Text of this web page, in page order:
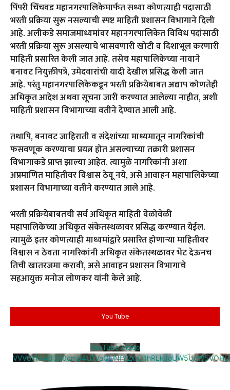
पिंपरी चिंचवड महानगरपालिकेमार्फत सध्या कोणत्याही पदासाठी
भरती प्रक्रिया सुरू नसल्याची स्पष्ट माहिती प्रशासन विभागाने दिली
आहे. अलीकडे समाजमाध्यमांवर महानगरपालिकेत विविध पदांसाठी
भरती प्रक्रिया सुरू असल्याचे भासवणारी खोटी व दिशाभूल करणारी
माहिती प्रसारित केली जात आहे. तसेच महापालिकेच्या नावाने
बनावट नियुक्तीपत्रे, उमेदवारांची यादी देखील प्रसिद्ध केली जात
आहे. परंतु महानगरपालिकेकडून भरती प्रक्रियेबाबत अद्याप कोणतेही
अधिकृत आदेश अथवा सूचना जारी करण्यात आलेल्या नाहीत, अशी
माहिती प्रशासन विभागाच्या वतीने देण्यात आली आहे.
तथापि, बनावट जाहिराती व संदेशांच्या माध्यमातून नागरिकांची
फसवणूक करण्याचा प्रयत्न होत असल्याच्या तक्रारी प्रशासन
विभागाकडे प्राप्त झाल्या आहेत. त्यामुळे नागरिकांनी अशा
अप्रमाणित माहितीवर विश्वास ठेवू नये, असे आवाहन महापालिकेच्या
प्रशासन विभागाच्या वतीने करण्यात आले आहे.
भरती प्रक्रियेबाबतची सर्व अधिकृत माहिती वेळोवेळी
महापालिकेच्या अधिकृत संकेतस्थळावर प्रसिद्ध करण्यात येईल.
त्यामुळे इतर कोणत्याही माध्यमांद्वारे प्रसारित होणाऱ्या माहितीवर
विश्वास न ठेवता नागरिकांनी अधिकृत संकेतस्थळावर भेट देऊनच
तिची खातरजमा करावी, असे आवाहन प्रशासन विभागाचे
सहआयुक्त मनोज लोणकर यांनी केले आहे.
You Tube
YouTube Video